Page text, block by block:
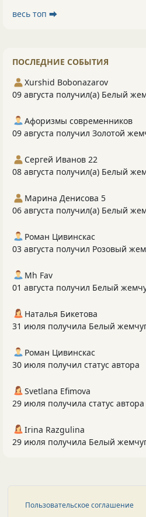
весь топ ⮕
ПОСЛЕДНИЕ СОБЫТИЯ
Xurshid Bobonazarov
09 августа получил(а) Белый
Афоризмы современников
09 августа получил Золотой
Сергей Иванов 22
08 августа получил(а) Белый
Марина Денисова 5
06 августа получил(а) Белый
Роман Цивинскас
03 августа получил Розовый
Mh Fav
01 августа получил Белый
Наталья Бикетова
31 июля получила Белый
Роман Цивинскас
30 июля получил статус автора
Svetlana Efimova
29 июля получила статус автора
Irina Razgulina
29 июля получила Белый
Пользовательское соглашение